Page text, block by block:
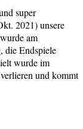
super
2021) unsere
am
die Endspiele
wurde im
und kommt